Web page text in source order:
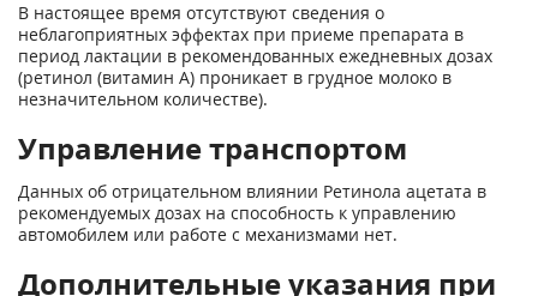
В настоящее время отсутствуют сведения о
неблагоприятных эффектах при приеме препарата в
период лактации в рекомендованных ежедневных дозах
(ретинол (витамин А) проникает в грудное молоко в
незначительном количестве).
Управление транспортом
Данных об отрицательном влиянии Ретинола ацетата в
рекомендуемых дозах на способность к управлению
автомобилем или работе с механизмами нет.
Дополнительные указания при